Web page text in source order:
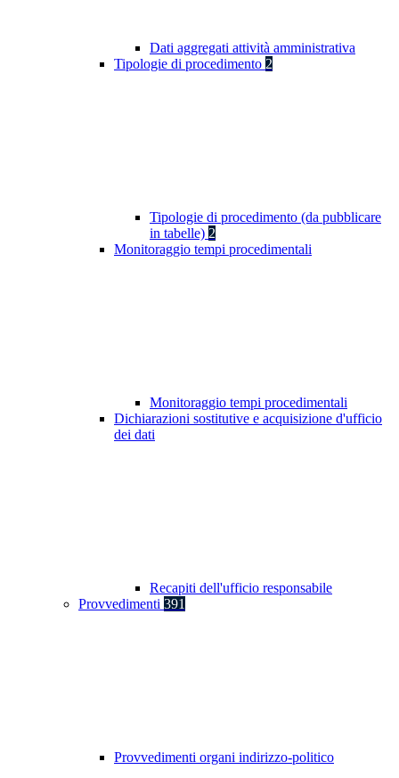
Dati aggregati attività amministrativa
Tipologie di procedimento 2
Tipologie di procedimento (da pubblicare
in tabelle) 2
Monitoraggio tempi procedimentali
Monitoraggio tempi procedimentali
Dichiarazioni sostitutive e acquisizione d'ufficio
dei dati
Recapiti dell'ufficio responsabile
Provvedimenti 391
Provvedimenti organi indirizzo-politico